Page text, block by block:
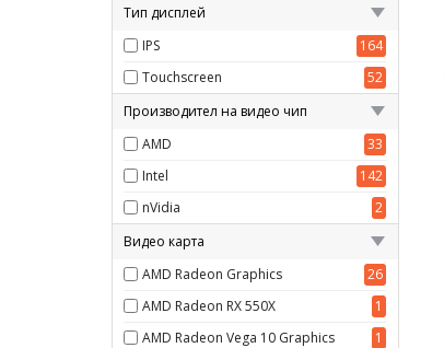
Тип дисплей
IPS
164
Touchscreen
52
Производител на видео чип
AMD
33
Intel
142
nVidia
2
Видео карта
AMD Radeon Graphics
26
AMD Radeon RX 550X
1
AMD Radeon Vega 10 Graphics
1